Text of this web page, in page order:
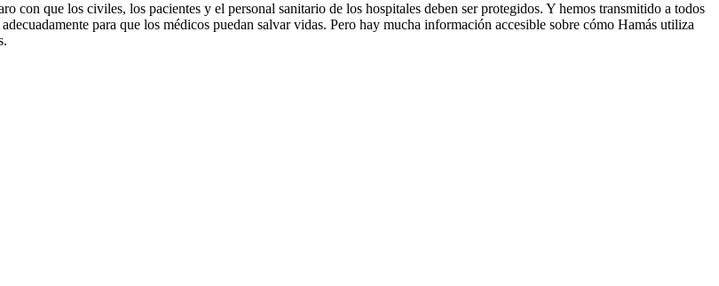
con que los civiles, los pacientes y el personal sanitario de los hospitales deben ser protegidos. Y hemos transmitido a todos
para que los médicos puedan salvar vidas. Pero hay mucha información accesible sobre cómo Hamás utiliza